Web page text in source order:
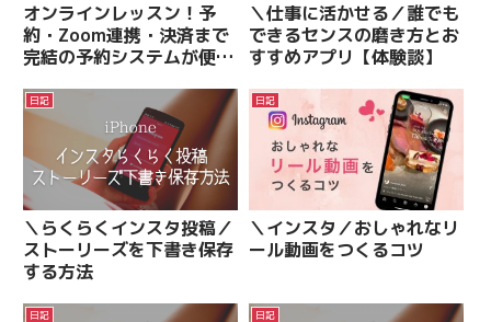
オンラインレッスン！予
約・Zoom連携・決済まで
完結の予約システムが便利
＼仕事に活かせる／誰でも
できるセンスの磨き方とお
すすめアプリ【体験談】
日記
＼らくらくインスタ投稿／
ストーリーズを下書き保存
する方法
日記
＼インスタ／おしゃれなリ
ール動画をつくるコツ
日記 日記